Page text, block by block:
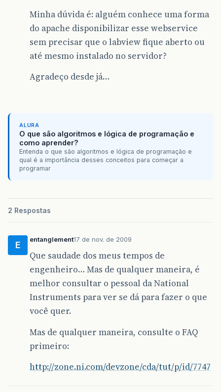
Minha dúvida é: alguém conhece uma forma
do apache disponibilizar esse webservice
sem precisar que o labview fique aberto ou
até mesmo instalado no servidor?
Agradeço desde já…
ALURA
O que são algoritmos e lógica de programação e
como aprender?
Entenda o que são algoritmos e lógica de programação e
qual é a importância desses conceitos para começar a
programar
2 Respostas
E
entanglement17 de nov. de 2009
Que saudade dos meus tempos de
engenheiro… Mas de qualquer maneira, é
melhor consultar o pessoal da National
Instruments para ver se dá para fazer o que
você quer.
Mas de qualquer maneira, consulte o FAQ
primeiro:
http://zone.ni.com/devzone/cda/tut/p/id/7747